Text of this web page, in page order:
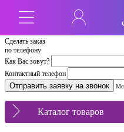
Сделать заказ
по телефону
Как Вас зовут?
Контактный телефон
Каталог товаров